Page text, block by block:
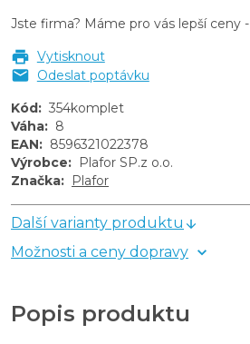
Jste firma? Máme pro vás lepší ceny -
Vytisknout
Odeslat poptávku
Kód : 354komplet
Váha: 8
EAN: 8596321022378
Výrobce:
Plafor SP.z o.o.
Značka: Plafor
Další varianty produktu
Možnosti a ceny dopravy
Popis produktu